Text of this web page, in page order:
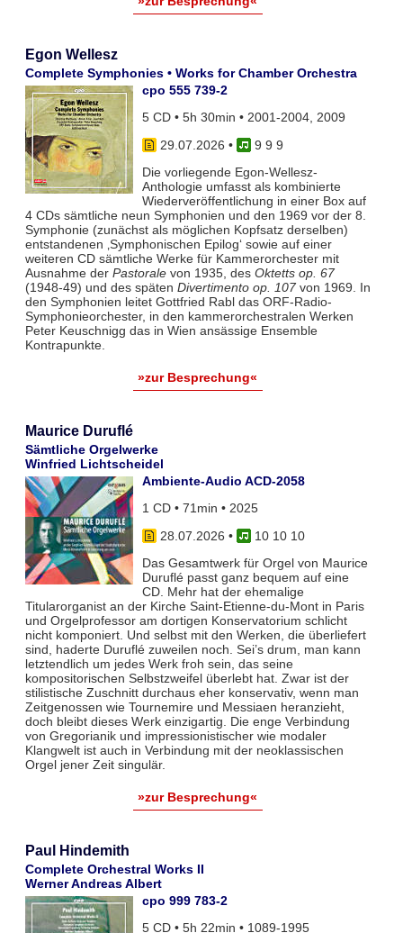
Egon Wellesz
Complete Symphonies • Works for Chamber Orchestra
cpo 555 739-2
5 CD • 5h 30min • 2001-2004, 2009
29.07.2026 •
9 9 9
Die vorliegende Egon-Wellesz-
Anthologie umfasst als kombinierte
Wiederveröffentlichung in einer Box auf
4 CDs sämtliche neun Symphonien und den 1969 vor der 8.
Symphonie (zunächst als möglichen Kopfsatz derselben)
entstandenen ‚Symphonischen Epilog‘ sowie auf einer
weiteren CD sämtliche Werke für Kammerorchester mit
Ausnahme der Pastoralevon 1935, des Oktetts op. 67
(1948-49) und des späten Divertimento op. 107von 1969. In
den Symphonien leitet Gottfried Rabl das ORF-Radio-
Symphonieorchester, in den kammerorchestralen Werken
Peter Keuschnigg das in Wien ansässige Ensemble
Kontrapunkte.
»zur Besprechung«
Maurice Duruflé
Sämtliche Orgelwerke
Winfried Lichtscheidel
Ambiente-Audio ACD-2058
1 CD • 71min • 2025
28.07.2026 •
10 10 10
Das Gesamtwerk für Orgel von Maurice
Duruflé passt ganz bequem auf eine
CD. Mehr hat der ehemalige
Titularorganist an der Kirche Saint-Etienne-du-Mont in Paris
und Orgelprofessor am dortigen Konservatorium schlicht
nicht komponiert. Und selbst mit den Werken, die überliefert
sind, haderte Duruflé zuweilen noch. Sei’s drum, man kann
letztendlich um jedes Werk froh sein, das seine
kompositorischen Selbstzweifel überlebt hat. Zwar ist der
stilistische Zuschnitt durchaus eher konservativ, wenn man
Zeitgenossen wie Tournemire und Messiaen heranzieht,
doch bleibt dieses Werk einzigartig. Die enge Verbindung
von Gregorianik und impressionistischer wie modaler
Klangwelt ist auch in Verbindung mit der neoklassischen
Orgel jener Zeit singulär.
»zur Besprechung«
Paul Hindemith
Complete Orchestral Works II
Werner Andreas Albert
cpo 999 783-2
5 CD • 5h 22min • 1089-1995